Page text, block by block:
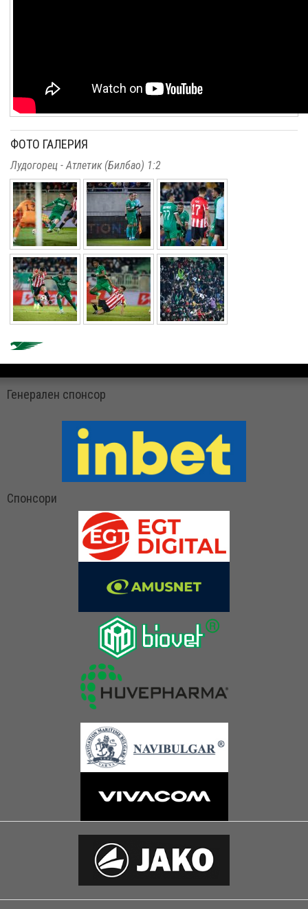
ФОТО ГАЛЕРИЯ
Лудогорец - Атлетик (Билбао) 1:2
Генерален спонсор
Спонсори